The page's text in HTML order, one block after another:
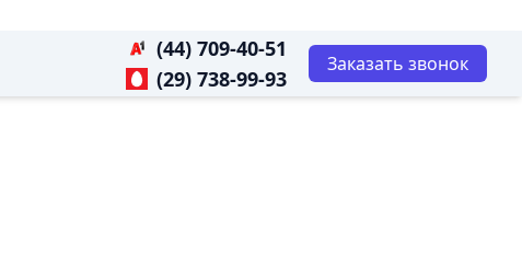
(44) 709-40-51
(29) 738-99-93
Заказать звонок